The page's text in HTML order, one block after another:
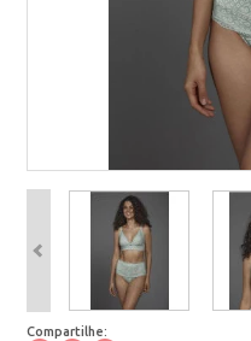
Compartilhe: